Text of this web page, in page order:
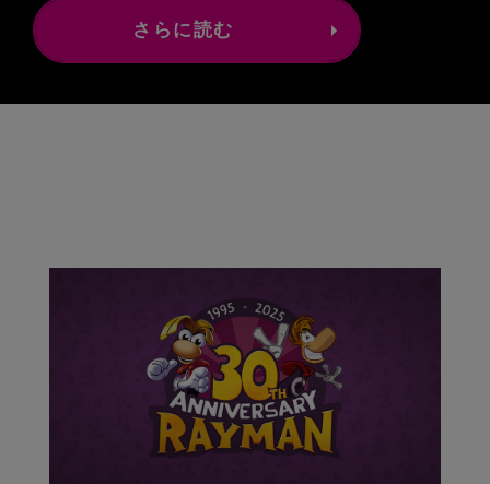
さらに読む